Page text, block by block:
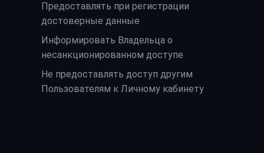
Предоставлять при регистрации
достоверные данные
Информировать Владельца о
несанкционированном доступе
Не предоставлять доступ другим
Пользователям к Личному кабинету